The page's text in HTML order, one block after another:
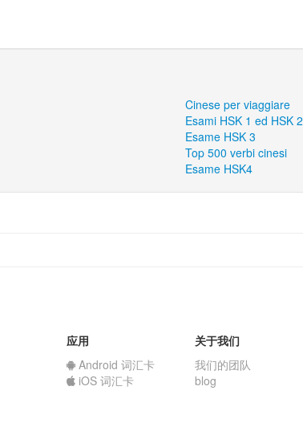
Cinese per viaggiare
Esami HSK 1 ed HSK 2
Esame HSK 3
Top 500 verbi cinesi
Esame HSK4
应用
Android 词汇卡
iOS 词汇卡
关于我们
我们的团队
blog